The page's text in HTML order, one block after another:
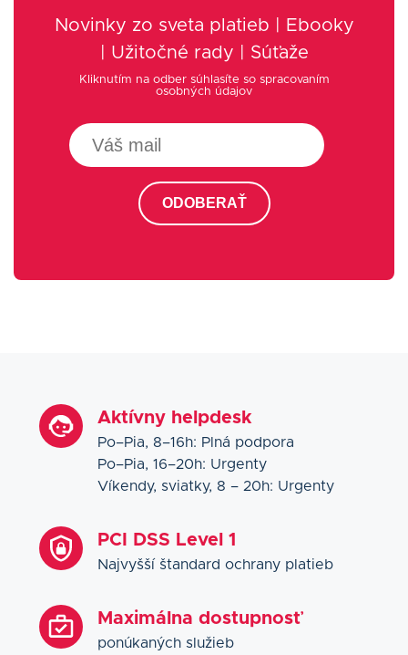
Novinky zo sveta platieb | Ebooky
| Užitočné rady | Súťaže
Kliknutím na odber súhlasíte so spracovaním
osobných údajov
ODOBERAŤ
Aktívny helpdesk
Po–Pia, 8–16h: Plná podpora
Po–Pia, 16–20h: Urgenty
Víkendy, sviatky, 8 – 20h: Urgenty
PCI DSS Level 1
Najvyšší štandard ochrany platieb
Maximálna dostupnosť
ponúkaných služieb